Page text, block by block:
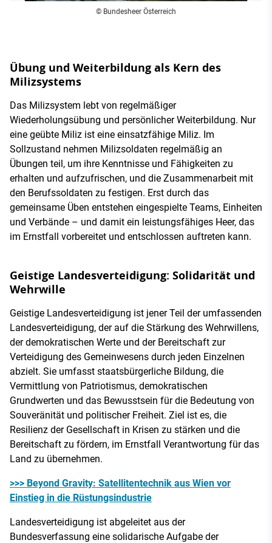
© Bundesheer Österreich
Übung und Weiterbildung als Kern des
Milizsystems
Das Milizsystem lebt von regelmäßiger
Wiederholungsübung und persönlicher Weiterbildung. Nur
eine geübte Miliz ist eine einsatzfähige Miliz. Im
Sollzustand nehmen Milizsoldaten regelmäßig an
Übungen teil, um ihre Kenntnisse und Fähigkeiten zu
erhalten und aufzufrischen, und die Zusammenarbeit mit
den Berufssoldaten zu festigen. Erst durch das
gemeinsame Üben entstehen eingespielte Teams, Einheiten
und Verbände – und damit ein leistungsfähiges Heer, das
im Ernstfall vorbereitet und entschlossen auftreten kann.
Geistige Landesverteidigung: Solidarität und
Wehrwille
Geistige Landesverteidigung ist jener Teil der umfassenden
Landesverteidigung, der auf die Stärkung des Wehrwillens,
der demokratischen Werte und der Bereitschaft zur
Verteidigung des Gemeinwesens durch jeden Einzelnen
abzielt. Sie umfasst staatsbürgerliche Bildung, die
Vermittlung von Patriotismus, demokratischen
Grundwerten und das Bewusstsein für die Bedeutung von
Souveränität und politischer Freiheit. Ziel ist es, die
Resilienz der Gesellschaft in Krisen zu stärken und die
Bereitschaft zu fördern, im Ernstfall Verantwortung für das
Land zu übernehmen.
>>> Beyond Gravity: Satellitentechnik aus Wien vor
Einstieg in die Rüstungsindustrie
Landesverteidigung ist abgeleitet aus der
Bundesverfassung eine solidarische Aufgabe der